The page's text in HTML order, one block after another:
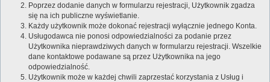
Poprzez dodanie danych w formularzu rejestracji, Użytkownik zgadza
się na ich publiczne wyświetlanie.
Każdy użytkownik może dokonać rejestracji wyłącznie jednego Konta.
Usługodawca nie ponosi odpowiedzialności za podanie przez
Użytkownika nieprawdziwych danych w formularzu rejestracji. Wszelkie
dane kontaktowe podawane są przez Użytkownika na jego
odpowiedzialność.
Użytkownik może w każdej chwili zaprzestać korzystania z Usług i